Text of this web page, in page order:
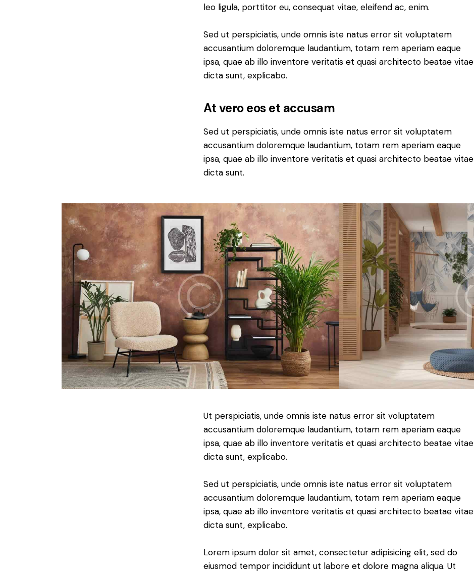
leo ligula, porttitor eu, consequat vitae, eleifend ac, enim.
Sed ut perspiciatis, unde omnis iste natus error sit voluptatem
accusantium doloremque laudantium, totam rem aperiam eaque
ipsa, quae ab illo inventore veritatis et quasi architecto beatae vitae
dicta sunt, explicabo.
At vero eos et accusam
Sed ut perspiciatis, unde omnis iste natus error sit voluptatem
accusantium doloremque laudantium, totam rem aperiam eaque
ipsa, quae ab illo inventore veritatis et quasi architecto beatae vitae
dicta sunt.
Ut perspiciatis, unde omnis iste natus error sit voluptatem
accusantium doloremque laudantium, totam rem aperiam eaque
ipsa, quae ab illo inventore veritatis et quasi architecto beatae vitae
dicta sunt, explicabo.
Sed ut perspiciatis, unde omnis iste natus error sit voluptatem
accusantium doloremque laudantium, totam rem aperiam eaque
ipsa, quae ab illo inventore veritatis et quasi architecto beatae vitae
dicta sunt, explicabo.
Lorem ipsum dolor sit amet, consectetur adipisicing elit, sed do
eiusmod tempor incididunt ut labore et dolore magna aliqua. Ut